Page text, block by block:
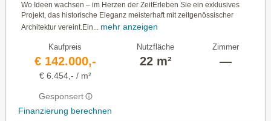
Wo Ideen wachsen – im Herzen der ZeitErleben Sie ein exklusives
Projekt, das historische Eleganz meisterhaft mit zeitgenössischer
Architektur vereint.Ein... mehr anzeigen
Kaufpreis
€ 142.000,-
€ 6.454,- / m²
Gesponsert
Finanzierung berechnen
Nutzfläche
22 m²
Zimmer
—